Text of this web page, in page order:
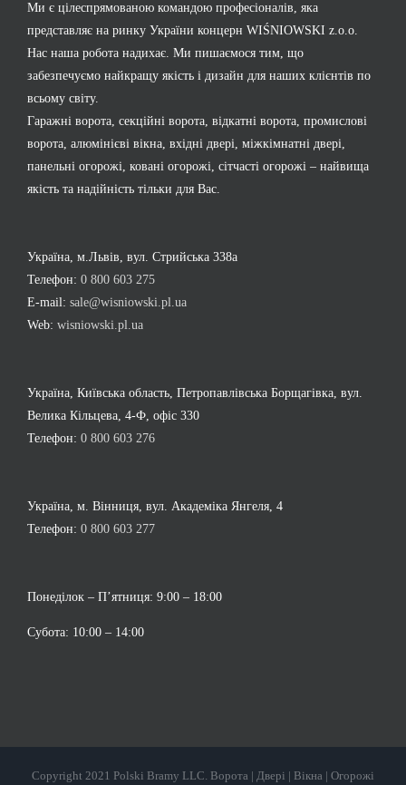
Ми є цілеспрямованою командою професіоналів, яка
представляє на ринку України концерн WIŚNIOWSKI z.o.o.
Нас наша робота надихає. Ми пишаємося тим, що
забезпечуємо найкращу якість і дизайн для наших клієнтів по
всьому світу.
Гаражні ворота, секційні ворота, відкатні ворота, промислові
ворота, алюмінієві вікна, вхідні двері, міжкімнатні двері,
панельні огорожі, ковані огорожі, сітчасті огорожі – найвища
якість та надійність тільки для Вас.
Україна, м.Львів, вул. Стрийська 338а
Телефон: 0 800 603 275
E-mail: sale@wisniowski.pl.ua
Web: wisniowski.pl.ua
Україна, Київська область, Петропавлівська Борщагівка, вул.
Велика Кільцева, 4-Ф, офіс 330
Телефон: 0 800 603 276
Україна, м. Вінниця, вул. Академіка Янгеля, 4
Телефон: 0 800 603 277
Понеділок – П’ятниця: 9:00 – 18:00
Субота: 10:00 – 14:00
Copyright 2021 Polski Bramy LLC. Ворота | Двері | Вікна | Огорожі